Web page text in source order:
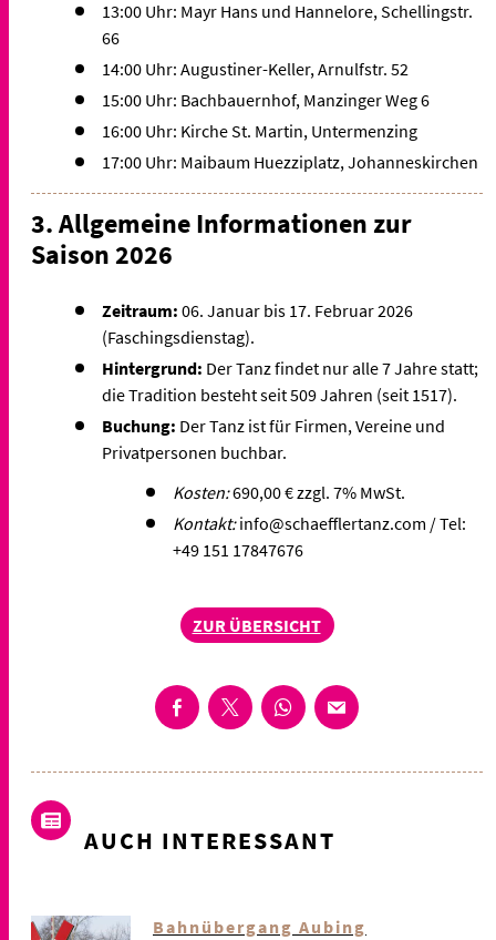
13:00 Uhr: Mayr Hans und Hannelore, Schellingstr.
66
14:00 Uhr: Augustiner-Keller, Arnulfstr. 52
15:00 Uhr: Bachbauernhof, Manzinger Weg 6
16:00 Uhr: Kirche St. Martin, Untermenzing
17:00 Uhr: Maibaum Huezziplatz, Johanneskirchen
3. Allgemeine Informationen zur
Saison 2026
Zeitraum: 06. Januar bis 17. Februar 2026
(Faschingsdienstag).
Hintergrund: Der Tanz findet nur alle 7 Jahre statt;
die Tradition besteht seit 509 Jahren (seit 1517).
Buchung: Der Tanz ist für Firmen, Vereine und
Privatpersonen buchbar.
Kosten:690,00 € zzgl. 7% MwSt.
Kontakt:info@schaefflertanz.com / Tel:
+49 151 17847676
ZUR ÜBERSICHT
AUCH INTERESSANT
Bahnübergang Aubing